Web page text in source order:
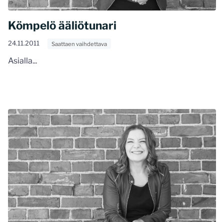
Kömpelö ääliötunari
24.11.2011 Saattaen vaihdettava
Asialla...